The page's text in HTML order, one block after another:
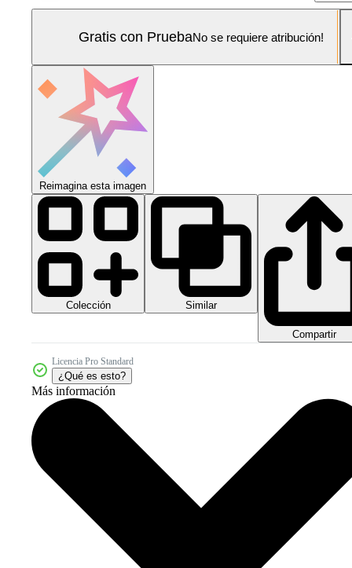
Gratis con PruebaNo se requiere atribución!
Reimagina esta imagen
Colección Similar
Compartir
Licencia Pro Standard
¿Qué es esto?
Más información